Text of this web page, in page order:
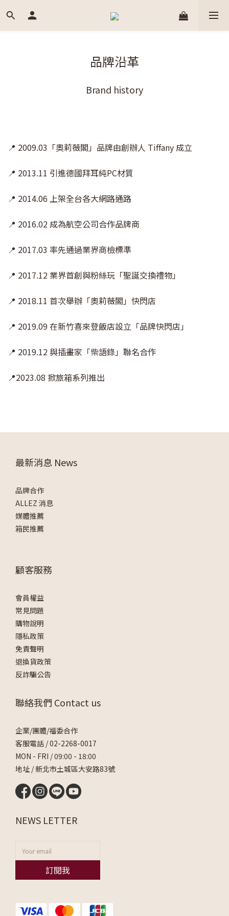
品牌沿革
Brand history
📍 2009.03「奧莉薇閣」品牌由創辦人 Tiffany 成立
📍 2013.11 引進德國拜耳純PC材質
📍 2014.06 上架全台各大網路通路
📍 2016.02 成為航空公司合作品牌商
📍 2017.03 率先通過業界商檢標準
📍 2017.12 業界首創與粉絲玩「聖誕交換禮物」
📍 2018.11 首次舉辦「奧莉薇閣」快閃店
📍 2019.09 在新竹喜來登飯店設立「品牌快閃店」
📍 2019.12 與插畫家「柴語錄」聯名合作
📍2023.08 掀旅箱系列推出
最新消息 News
品牌合作
ALLEZ 消息
媒體推薦
箱民推薦
顧客服務
會員權益
常見問題
購物說明
隱私政策
免責聲明
退換貨政策
反詐騙公告
聯絡我們 Contact us
企業/團體/福委合作
客服電話 /02-2268-0017
MON - FRI / 09:00 - 18:00
地址 / 新北市土城區大安路83號
NEWS LETTER
訂閱我